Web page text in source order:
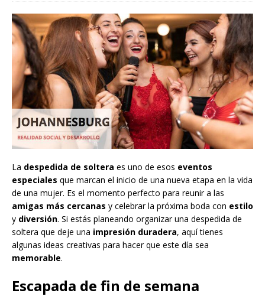
La despedida de soltera es uno de esos eventos
especiales que marcan el inicio de una nueva etapa en la vida
de una mujer. Es el momento perfecto para reunir a las
amigas más cercanas y celebrar la próxima boda con estilo
y diversión. Si estás planeando organizar una despedida de
soltera que deje una impresión duradera, aquí tienes
algunas ideas creativas para hacer que este día sea
memorable.
Escapada de fin de semana